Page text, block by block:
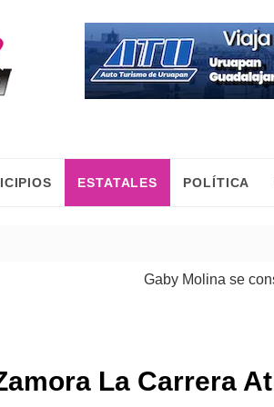
ESTATALES POLÍTICA
Gaby Molina se consolida
La Carrera